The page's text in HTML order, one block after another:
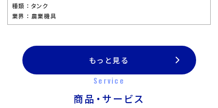
種類 ： タンク
業界 ： 農業機具
もっと見る
Service
商品・サービス